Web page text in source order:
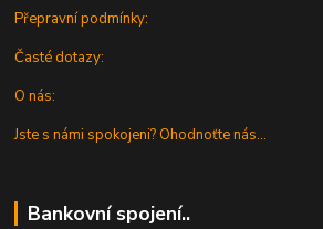
Přepravní podmínky:
Časté dotazy:
O nás:
Jste s námi spokojeni? Ohodnoťte nás...
Bankovní spojení..